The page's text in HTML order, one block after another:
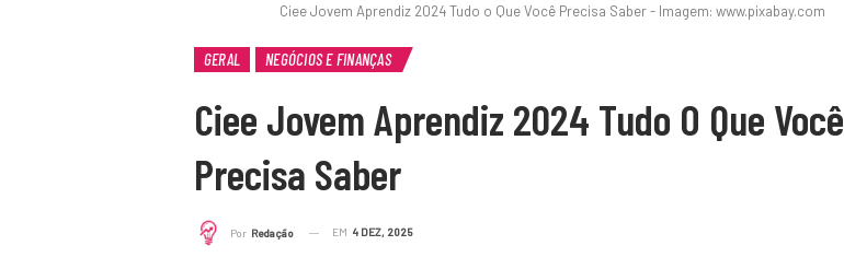
Ciee Jovem Aprendiz 2024 Tudo o Que Você Precisa Saber - Imagem: www.pixabay.com
GERAL NEGÓCIOS E FINANÇAS
Ciee Jovem Aprendiz 2024 Tudo O Que Você
Precisa Saber
Por Redação EM 4 DEZ, 2025